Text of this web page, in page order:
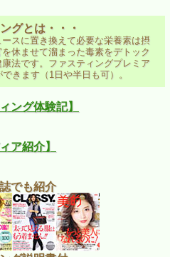
グとは・・・
スに置き換えて必要な栄養素は摂
休ませて溜まった毒素をデトック
法です。ファスティングプレミア
きます（1日や半日も可）。
ング体験記】
ア紹介】
でも紹介